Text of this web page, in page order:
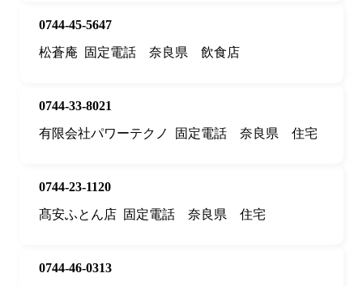
0744-45-5647
松蒼庵
固定電話 奈良県 飲食店
0744-33-8021
有限会社パワーテクノ
固定電話 奈良県 住宅
0744-23-1120
髙安ふとん店 固定電話 奈良県 住宅
0744-46-0313